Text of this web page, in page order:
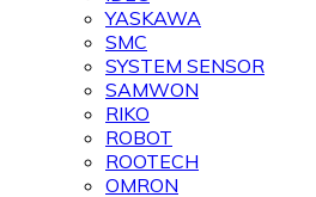
YASKAWA
SMC
SYSTEM SENSOR
SAMWON
RIKO
ROBOT
ROOTECH
OMRON